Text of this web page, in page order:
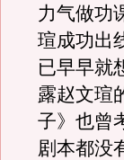
力气做功
瑄成功出
已早早就
露赵文瑄
子》也曾
剧本都没